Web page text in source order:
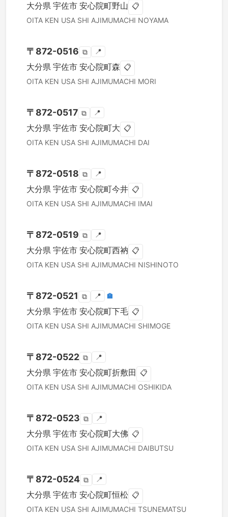
大分県 宇佐市 安心院町野山 📋
OITA KEN USA SHI AJIMUMACHI NOYAMA
〒 872-0516 ⧉ 📍
大分県 宇佐市 安心院町森 📋
OITA KEN USA SHI AJIMUMACHI MORI
〒 872-0517 ⧉ 📍
大分県 宇佐市 安心院町大 📋
OITA KEN USA SHI AJIMUMACHI DAI
〒 872-0518 ⧉ 📍
大分県 宇佐市 安心院町今井 📋
OITA KEN USA SHI AJIMUMACHI IMAI
〒 872-0519 ⧉ 📍
大分県 宇佐市 安心院町西衲 📋
OITA KEN USA SHI AJIMUMACHI NISHINOTO
〒 872-0521 ⧉ 📍 🏣
大分県 宇佐市 安心院町下毛 📋
OITA KEN USA SHI AJIMUMACHI SHIMOGE
〒 872-0522 ⧉ 📍
大分県 宇佐市 安心院町折敷田 📋
OITA KEN USA SHI AJIMUMACHI OSHIKIDA
〒 872-0523 ⧉ 📍
大分県 宇佐市 安心院町大佛 📋
OITA KEN USA SHI AJIMUMACHI DAIBUTSU
〒 872-0524 ⧉ 📍
大分県 宇佐市 安心院町恒松 📋
OITA KEN USA SHI AJIMUMACHI TSUNEMATSU